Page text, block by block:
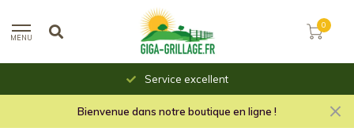
MENU
0
Service excellent
Bienvenue dans notre boutique en ligne !